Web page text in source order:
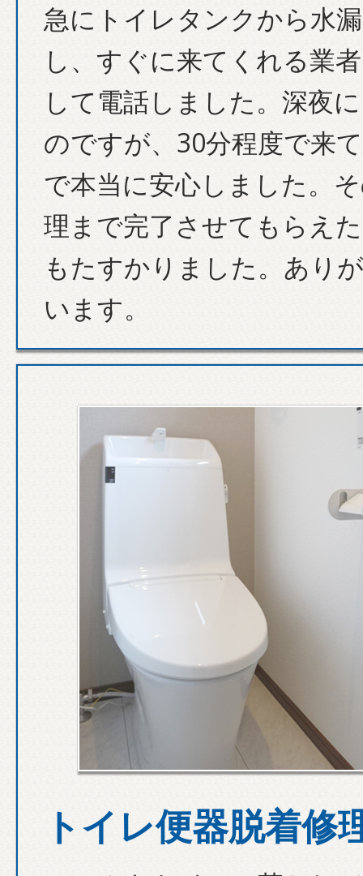
急にトイレタンクから水
し、すぐに来てくれる業
して電話しました。深夜
のですが、30分程度で来
で本当に安心しました。
理まで完了させてもらえ
もたすかりました。あり
います。
トイレ便器脱着修